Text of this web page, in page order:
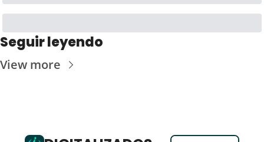
Seguir leyendo
View more